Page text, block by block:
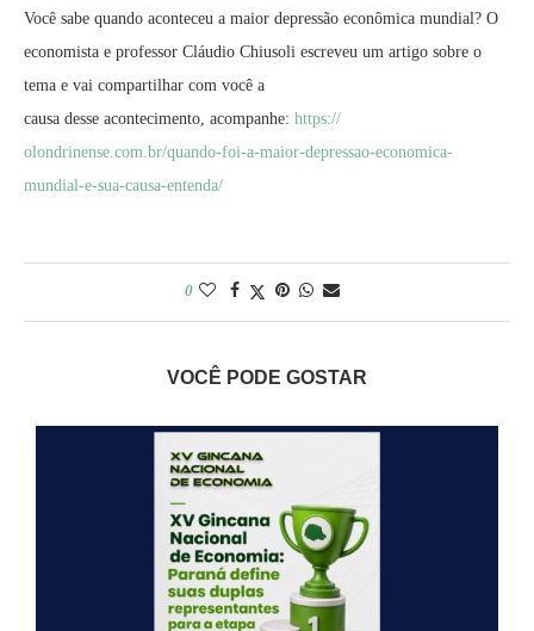
Você sabe quando aconteceu a maior depressão econômica mundial? O
economista e professor Cláudio Chiusoli escreveu um artigo sobre o
tema e vai compartilhar com você a
causa desse acontecimento, acompanhe: https://
olondrinense.com.br/quando-foi-a-maior-depressao-economica-
mundial-e-sua-causa-entenda/
0
VOCÊ PODE GOSTAR